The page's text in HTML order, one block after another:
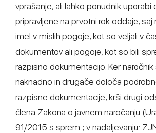
vprašanje, ali lahko ponudnik uporabi
pripravljene na prvotni rok oddaje, saj
imel v mislih pogoje, kot so veljali v
dokumentov ali pogoje, kot so bili
razpisno dokumentacijo. Ker naročnik
naknadno in drugače določa
razpisne dokumentacije, krši drugi
člena Zakona o javnem naročanju
91/2015 s sprem.; v nadaljevanju: